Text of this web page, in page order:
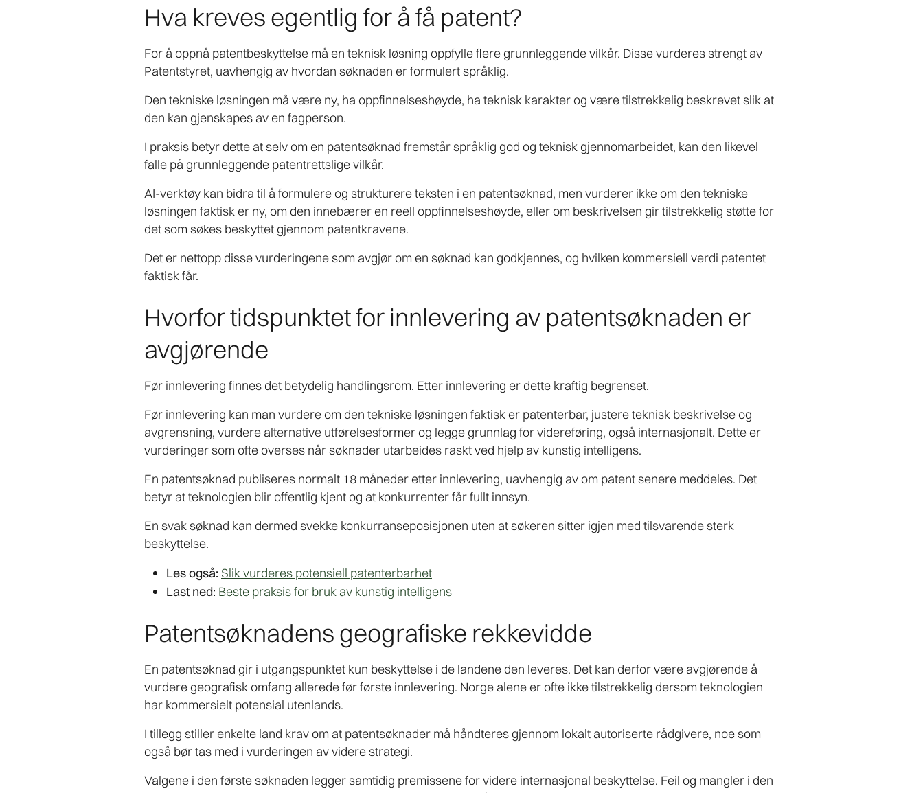
Hva kreves egentlig for å få patent?
For å oppnå patentbeskyttelse må en teknisk løsning oppfylle flere grunnleggende vilkår. Disse vurderes strengt av
Patentstyret, uavhengig av hvordan søknaden er formulert språklig.
Den tekniske løsningen må være ny, ha oppfinnelseshøyde, ha teknisk karakter og være tilstrekkelig beskrevet slik at
den kan gjenskapes av en fagperson.
I praksis betyr dette at selv om en patentsøknad fremstår språklig god og teknisk gjennomarbeidet, kan den likevel
falle på grunnleggende patentrettslige vilkår.
AI-verktøy kan bidra til å formulere og strukturere teksten i en patentsøknad, men vurderer ikke om den tekniske
løsningen faktisk er ny, om den innebærer en reell oppfinnelseshøyde, eller om beskrivelsen gir tilstrekkelig støtte for
det som søkes beskyttet gjennom patentkravene.
Det er nettopp disse vurderingene som avgjør om en søknad kan godkjennes, og hvilken kommersiell verdi patentet
faktisk får.
Hvorfor tidspunktet for innlevering av patentsøknaden er
avgjørende
Før innlevering finnes det betydelig handlingsrom. Etter innlevering er dette kraftig begrenset.
Før innlevering kan man vurdere om den tekniske løsningen faktisk er patenterbar, justere teknisk beskrivelse og
avgrensning, vurdere alternative utførelsesformer og legge grunnlag for videreføring, også internasjonalt. Dette er
vurderinger som ofte overses når søknader utarbeides raskt ved hjelp av kunstig intelligens.
En patentsøknad publiseres normalt 18 måneder etter innlevering, uavhengig av om patent senere meddeles. Det
betyr at teknologien blir offentlig kjent og at konkurrenter får fullt innsyn.
En svak søknad kan dermed svekke konkurranseposisjonen uten at søkeren sitter igjen med tilsvarende sterk
beskyttelse.
Les også: Slik vurderes potensiell patenterbarhet
Last ned: Beste praksis for bruk av kunstig intelligens
Patentsøknadens geografiske rekkevidde
En patentsøknad gir i utgangspunktet kun beskyttelse i de landene den leveres. Det kan derfor være avgjørende å
vurdere geografisk omfang allerede før første innlevering. Norge alene er ofte ikke tilstrekkelig dersom teknologien
har kommersielt potensial utenlands.
I tillegg stiller enkelte land krav om at patentsøknader må håndteres gjennom lokalt autoriserte rådgivere, noe som
også bør tas med i vurderingen av videre strategi.
Valgene i den første søknaden legger samtidig premissene for videre internasjonal beskyttelse. Feil og mangler i den